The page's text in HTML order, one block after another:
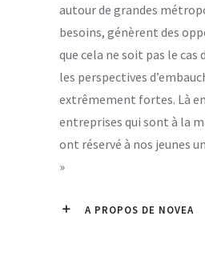
autour de grandes
besoins, génèrent des
que cela ne soit pas le cas
les perspectives
extrêmement fortes. Là
entreprises qui sont à la
ont réservé à nos jeunes
»
A PROPOS DE NOVEA